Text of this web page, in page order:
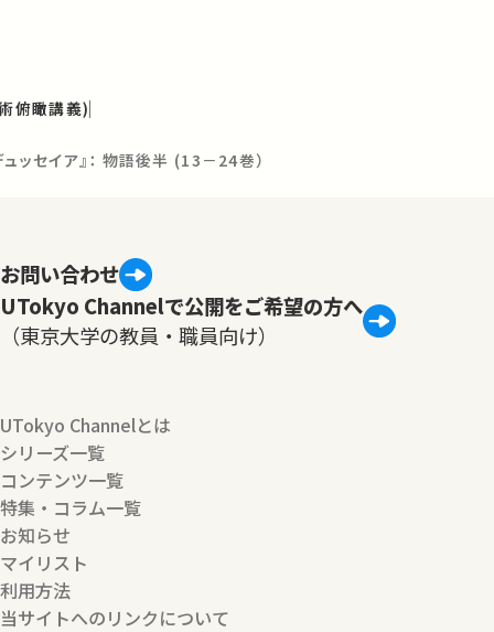
俯瞰講義)
ッセイア』： 物語後半 (13－24巻）
お問い合わせ
UTokyo Channelで公開をご希望の方へ
（東京大学の教員・職員向け）
UTokyo Channelとは
シリーズ一覧
コンテンツ一覧
特集・コラム一覧
お知らせ
マイリスト
利用方法
当サイトへのリンクについて